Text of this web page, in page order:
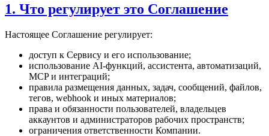
1. Что регулирует это Соглашение
Настоящее Соглашение регулирует:
доступ к Сервису и его использование;
использование AI-функций, ассистента, автоматизаций,
MCP и интеграций;
правила размещения данных, задач, сообщений, файлов,
тегов, webhook и иных материалов;
права и обязанности пользователей, владельцев
аккаунтов и администраторов рабочих пространств;
ограничения ответственности Компании.